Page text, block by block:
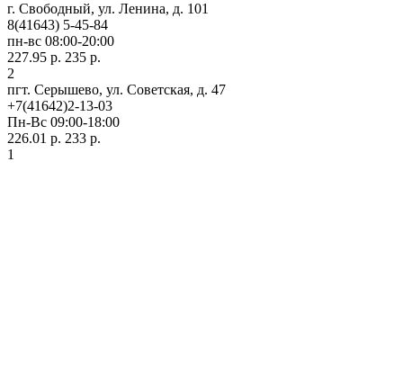
г. Свободный, ул. Ленина, д. 101
8(41643) 5-45-84
пн-вс 08:00-20:00
227.95 р. 235 р.
2
пгт. Серышево, ул. Советская, д. 47
+7(41642)2-13-03
Пн-Вс 09:00-18:00
226.01 р. 233 р.
1